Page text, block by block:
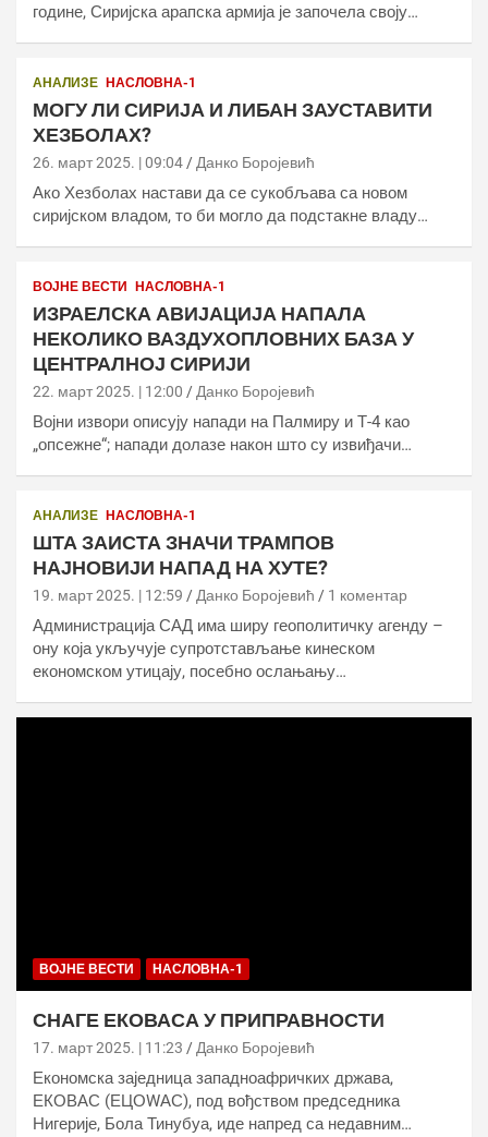
године, Сиријска арапска армија је започела своју…
АНАЛИЗЕ НАСЛОВНА-1
МОГУ ЛИ СИРИЈА И ЛИБАН ЗАУСТАВИТИ
ХЕЗБОЛАХ?
26. март 2025. | 09:04 Данко Боројевић
Ако Хезболах настави да се сукобљава са новом
сиријском владом, то би могло да подстакне владу…
ВОЈНЕ ВЕСТИ НАСЛОВНА-1
ИЗРАЕЛСКА АВИЈАЦИЈА НАПАЛА
НЕКОЛИКО ВАЗДУХОПЛОВНИХ БАЗА У
ЦЕНТРАЛНОЈ СИРИЈИ
22. март 2025. | 12:00 Данко Боројевић
Војни извори описују напади на Палмиру и Т-4 као
„опсежне“; напади долазе након што су извиђачи…
АНАЛИЗЕ НАСЛОВНА-1
ШТА ЗАИСТА ЗНАЧИ ТРАМПОВ
НАЈНОВИЈИ НАПАД НА ХУТЕ?
19. март 2025. | 12:59 Данко Боројевић 1 коментар
Администрација САД има ширу геополитичку агенду –
ону која укључује супротстављање кинеском
економском утицају, посебно ослањању…
ВОЈНЕ ВЕСТИ НАСЛОВНА-1
СНАГЕ ЕКОВАСА У ПРИПРАВНОСТИ
17. март 2025. | 11:23 Данко Боројевић
Економска заједница западноафричких држава,
ЕКОВАС (ЕЦОWАС), под вођством председника
Нигерије, Бола Тинубуа, иде напред са недавним…